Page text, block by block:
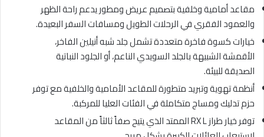
مقاعد أمامية وخلفية بتصميم عريض ومطور يدعم راحة الظهر
والعمود الفقري في الرحلات الطويل ومسافات السفر البعيدة.
خيارات كسوة فاخرة متعددة تشمل جلد شبه أنيلين الفاخر،
الأقمشة الشبيهة بالجلد السويدي الناعم، أو الجلود النباتية
الصديقة للبيئة.
أنظمة تهوية وتبريد متطورة للمقاعد الأمامية والخلفية مع توفر
حزم تدليك ومساج متكاملة في الفئات العليا للمركبة.
توفر خيار طراز RX L الممتد الذي يتيح صفاً ثالثاً من المقاعد